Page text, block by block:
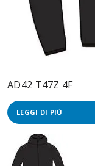
AD42 T47Z 4F
LEGGI DI PIÙ